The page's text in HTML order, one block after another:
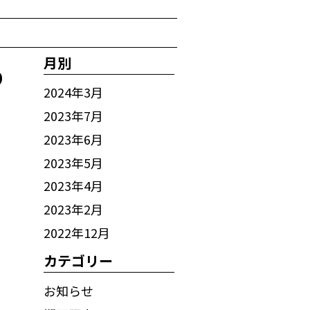
月別
2024年3月
2023年7月
2023年6月
2023年5月
2023年4月
2023年2月
2022年12月
カテゴリー
お知らせ